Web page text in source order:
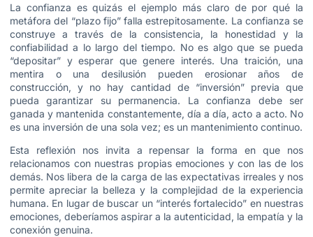
La confianza es quizás el ejemplo más claro de por qué la
metáfora del “plazo fijo” falla estrepitosamente. La confianza se
construye a través de la consistencia, la honestidad y la
confiabilidad a lo largo del tiempo. No es algo que se pueda
“depositar” y esperar que genere interés. Una traición, una
mentira o una desilusión pueden erosionar años de
construcción, y no hay cantidad de “inversión” previa que
pueda garantizar su permanencia. La confianza debe ser
ganada y mantenida constantemente, día a día, acto a acto. No
es una inversión de una sola vez; es un mantenimiento continuo.
Esta reflexión nos invita a repensar la forma en que nos
relacionamos con nuestras propias emociones y con las de los
demás. Nos libera de la carga de las expectativas irreales y nos
permite apreciar la belleza y la complejidad de la experiencia
humana. En lugar de buscar un “interés fortalecido” en nuestras
emociones, deberíamos aspirar a la autenticidad, la empatía y la
conexión genuina.